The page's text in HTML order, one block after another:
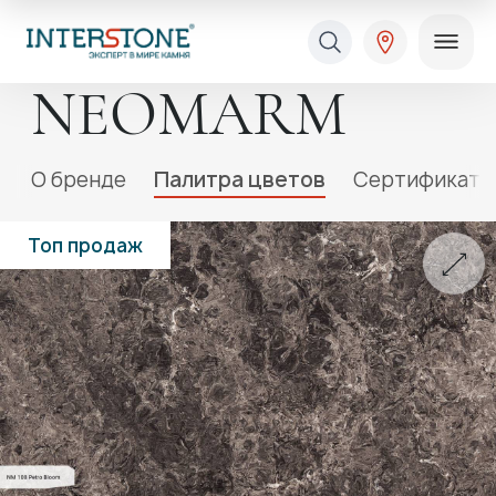
NEOMARM
O бренде Палитра цветов Сертификаты
Топ продаж
Ваша сфера деятельности
Обработчик Дизайнер